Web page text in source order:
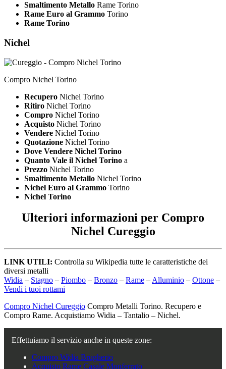
Smaltimento Metallo Rame Torino
Rame Euro al Grammo Torino
Rame Torino
Nichel
Compro Nichel Torino
Recupero Nichel Torino
Ritiro Nichel Torino
Compro Nichel Torino
Acquisto Nichel Torino
Vendere Nichel Torino
Quotazione Nichel Torino
Dove Vendere Nichel Torino
Quanto Vale il Nichel Torino a
Prezzo Nichel Torino
Smaltimento Metallo Nichel Torino
Nichel Euro al Grammo Torino
Nichel Torino
Ulteriori informazioni per Compro
Nichel Cureggio
LINK UTILI: Controlla su Wikipedia tutte le caratteristiche dei
diversi metalli
Widia – Stagno – Piombo – Bronzo – Rame – Alluminio – Ottone –
Vendi i tuoi rottami
Compro Nichel Cureggio Compro Metalli Torino. Recupero e
Compro Rame. Acquistiamo Widia – Tantalio – Nichel.
Effettuiamo il servizio anche in queste zone:
Compro Widia Brugherio
Acquisto Rame Casale Monferrato